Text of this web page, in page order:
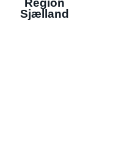
Region
Sjælland